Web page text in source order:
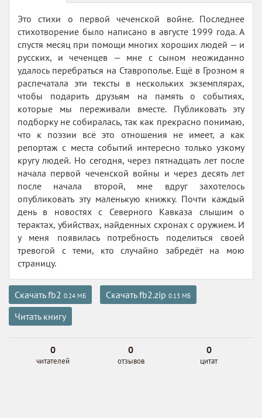
Это стихи о первой чеченской войне. Последнее
стихотворение было написано в августе 1999 года. А
спустя месяц при помощи многих хороших людей — и
русских, и чеченцев — мне с сыном неожиданно
удалось перебраться на Ставрополье. Ещё в Грозном я
распечатала эти тексты в нескольких экземплярах,
чтобы подарить друзьям на память о событиях,
которые мы переживали вместе. Публиковать эту
подборку не собиралась, так как прекрасно понимаю,
что к поэзии всё это отношения не имеет, а как
репортаж с места событий интересно только узкому
кругу людей. Но сегодня, через пятнадцать лет после
начала первой чеченской войны и через десять лет
после начала второй, мне вдруг захотелось
опубликовать эту маленькую книжку. Почти каждый
день в новостях с Северного Кавказа слышим о
терактах, убийствах, найденных схронах с оружием. И
у меня появилась потребность поделиться своей
тревогой с теми, кто случайно забредёт на мою
страницу.
Скачать fb2 0.24 МБ Скачать fb2.zip 0.13 МБ
Читать книгу
0
читателей
0
отзывов
0
цитат